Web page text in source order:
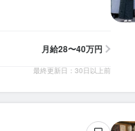
月給28〜40万円
最終更新日：30日以上前